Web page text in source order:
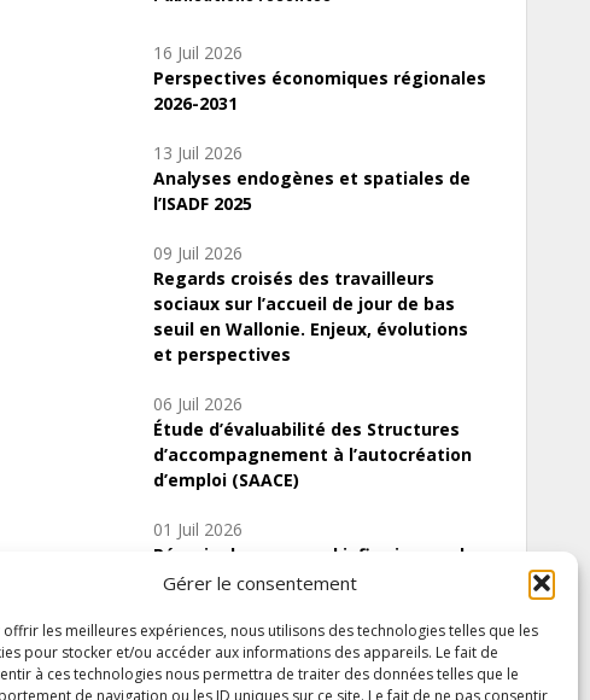
Gérer le consentement
offrir les meilleures expériences, nous utilisons des technologies telles que les
pour stocker et/ou accéder aux informations des appareils. Le fait de
à ces technologies nous permettra de traiter des données telles que le
de navigation ou les ID uniques sur ce site. Le fait de ne pas consentir
16 Juil 2026
Perspectives économiques régionales
2026-2031
13 Juil 2026
Analyses endogènes et spatiales de
l’ISADF 2025
09 Juil 2026
Regards croisés des travailleurs
sociaux sur l’accueil de jour de bas
seuil en Wallonie. Enjeux, évolutions
et perspectives
06 Juil 2026
Étude d’évaluabilité des Structures
d’accompagnement à l’autocréation
d’emploi (SAACE)
01 Juil 2026
Pénurie du personnel infirmier :quels
indicateurs d’offre de soins pour